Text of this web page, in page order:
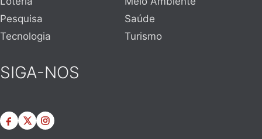
Pesquisa
Saúde
Tecnologia
Turismo
SIGA-NOS